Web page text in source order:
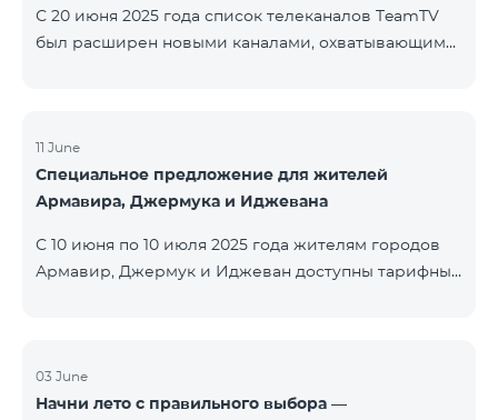
С 20 июня 2025 года список телеканалов TeamTV
был расширен новыми каналами, охватывающими
Russian Информационный 230 AMEDIA Фильмы 231
AMEDIA 2 Фильмы 232 AMEDIA HIT Фильмы 233
11 June
Специальное предложение для жителей
Армавира, Джермука и Иджевана
С 10 июня по 10 июля 2025 года жителям городов
Армавир, Джермук и Иджеван доступны тарифные
предоставляется 50% скидка на первые 6 месяцев
при условии годовой подписки (12 месяцев).
03 June
Начни лето с правильного выбора —